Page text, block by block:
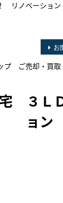
ベーション
お
プ ご売却・買取
宅 ３
ョン